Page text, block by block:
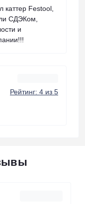
каттер Festool,
СДЭКом,
и
Рейтинг: 4 из 5